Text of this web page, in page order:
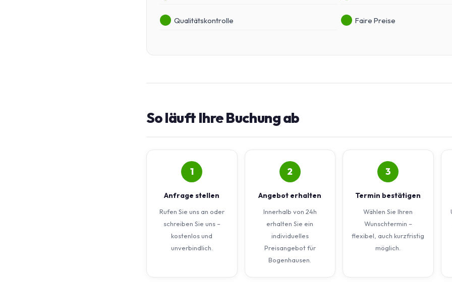
Qualitätskontrolle Faire Preise
So läuft Ihre Buchung ab
1
Anfrage stellen
Rufen Sie uns an oder
schreiben Sie uns –
kostenlos und
unverbindlich.
2
Angebot erhalten
Innerhalb von 24h
erhalten Sie ein
individuelles
Preisangebot für
Bogenhausen.
3
Termin bestätigen
Wählen Sie Ihren
Wunschtermin –
flexibel, auch kurzfristig
möglich.